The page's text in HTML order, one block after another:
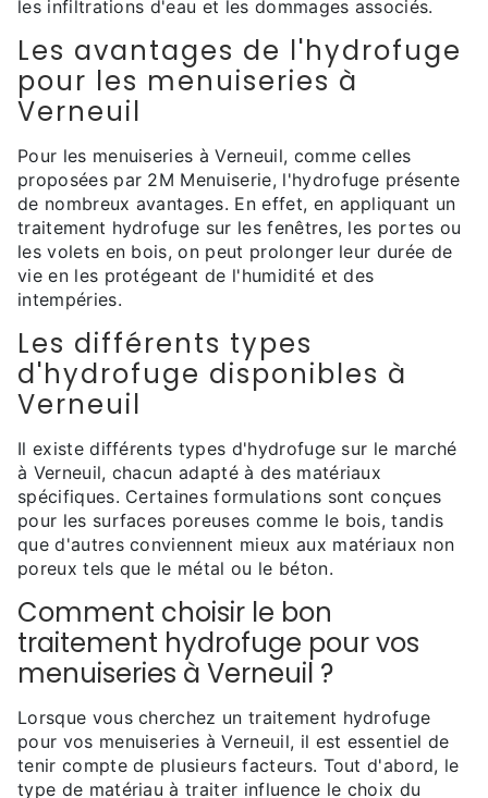
les infiltrations d'eau et les dommages associés.
Les avantages de l'hydrofuge
pour les menuiseries à
Verneuil
Pour les menuiseries à Verneuil, comme celles
proposées par 2M Menuiserie, l'hydrofuge présente
de nombreux avantages. En effet, en appliquant un
traitement hydrofuge sur les fenêtres, les portes ou
les volets en bois, on peut prolonger leur durée de
vie en les protégeant de l'humidité et des
intempéries.
Les différents types
d'hydrofuge disponibles à
Verneuil
Il existe différents types d'hydrofuge sur le marché
à Verneuil, chacun adapté à des matériaux
spécifiques. Certaines formulations sont conçues
pour les surfaces poreuses comme le bois, tandis
que d'autres conviennent mieux aux matériaux non
poreux tels que le métal ou le béton.
Comment choisir le bon
traitement hydrofuge pour vos
menuiseries à Verneuil ?
Lorsque vous cherchez un traitement hydrofuge
pour vos menuiseries à Verneuil, il est essentiel de
tenir compte de plusieurs facteurs. Tout d'abord, le
type de matériau à traiter influence le choix du